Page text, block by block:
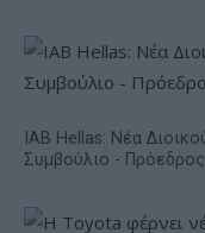
IAB Hellas: Νέα
Συμβούλιο - Πρόεδρος